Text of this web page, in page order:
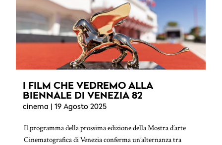
I FILM CHE VEDREMO ALLA
BIENNALE DI VENEZIA 82
cinema | 19 Agosto 2025
Il programma della prossima edizione della Mostra d’arte
Cinematografica di Venezia conferma un’alternanza tra